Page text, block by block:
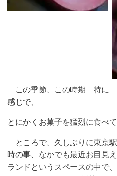
この季節、この時期 特に
感じで、
とにかくお菓子を猛烈に食べ
ところで、久しぶりに東京
時の事、なかでも最近お目見
ランドというスペースの中で